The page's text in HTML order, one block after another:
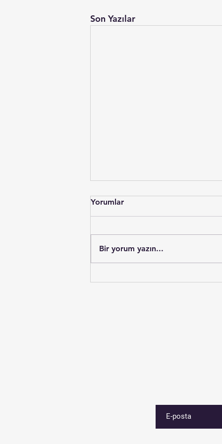
Son Yazılar
Yorumlar
Bir yorum yazın...